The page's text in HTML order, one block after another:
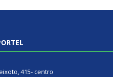
415- centro